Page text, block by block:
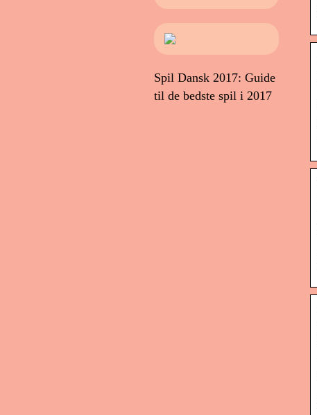
Spil Dansk 2017: Guide
til de bedste spil i 2017